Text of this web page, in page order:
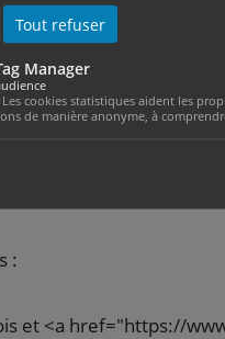
Tout refuser
Manager
cookies statistiques aident les
de manière anonyme, à
présenter
avez déjà un
:
et <a href="https://